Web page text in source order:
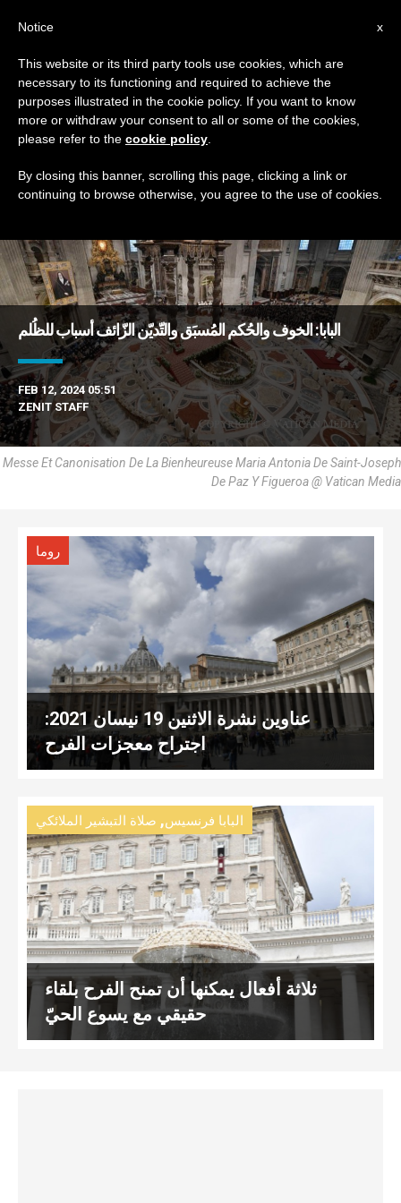
TAG
DERNIÈRES NOUVELLES
البابا: الخوف والحُكم المُسبَق والتّديّن الزّائف أسباب للظُلم
FEB 12, 2024 05:51
ZENIT STAFF
Messe Et Canonisation De La Bienheureuse Maria Antonia De Saint-Joseph
De Paz Y Figueroa @ Vatican Media
روما
عناوين نشرة الاثنين 19 نيسان 2021:
اجتراح معجزات الفرح
البابا فرنسيس, صلاة التبشير الملائكي
ثلاثة أفعال يمكنها أن تمنح الفرح بلقاء
حقيقي مع يسوع الحيّ
x
Notice
This website or its third party tools use cookies, which are
necessary to its functioning and required to achieve the
purposes illustrated in the cookie policy. If you want to know
more or withdraw your consent to all or some of the cookies,
please refer to the cookie policy
By closing this banner, scrolling this page, clicking a link or
continuing to browse otherwise, you agree to the use of cookies.